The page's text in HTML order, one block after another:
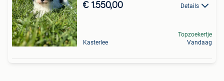
€ 1.550,00 Details
Kasterlee
Topzoekertje
Vandaag